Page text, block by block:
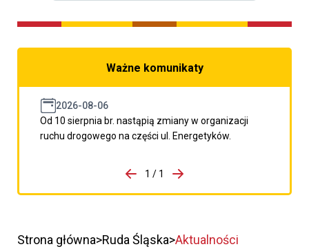
Ważne komunikaty
2026-08-06
Od 10 sierpnia br. nastąpią zmiany w organizacji
ruchu drogowego na części ul. Energetyków.
porzpedniego komunikatu
1 / 1
Przejdź do następnego
Strona główna Ruda Śląska Aktualności